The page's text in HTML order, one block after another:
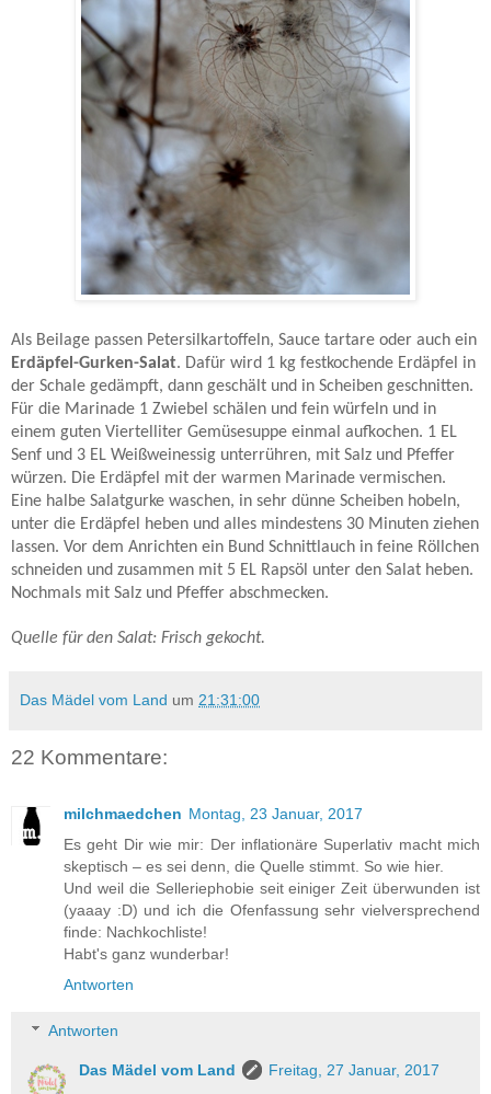
Als Beilage passen Petersilkartoffeln, Sauce tartare oder auch ein
Erdäpfel-Gurken-Salat. Dafür wird 1 kg festkochende Erdäpfel in
der Schale gedämpft, dann geschält und in Scheiben geschnitten.
Für die Marinade 1 Zwiebel schälen und fein würfeln und in
einem guten Viertelliter Gemüsesuppe einmal aufkochen. 1 EL
Senf und 3 EL Weißweinessig unterrühren, mit Salz und Pfeffer
würzen. Die Erdäpfel mit der warmen Marinade vermischen.
Eine halbe Salatgurke waschen, in sehr dünne Scheiben hobeln,
unter die Erdäpfel heben und alles mindestens 30 Minuten ziehen
lassen. Vor dem Anrichten ein Bund Schnittlauch in feine Röllchen
schneiden und zusammen mit 5 EL Rapsöl unter den Salat heben.
Nochmals mit Salz und Pfeffer abschmecken.
Quelle für den Salat: Frisch gekocht.
Das Mädel vom Land um 21:31:00
22 Kommentare:
milchmaedchen Montag, 23 Januar, 2017
Es geht Dir wie mir: Der inflationäre Superlativ macht mich
skeptisch – es sei denn, die Quelle stimmt. So wie hier.
Und weil die Selleriephobie seit einiger Zeit überwunden ist
(yaaay :D) und ich die Ofenfassung sehr vielversprechend
finde: Nachkochliste!
Habt's ganz wunderbar!
Antworten
Antworten
Das Mädel vom Land
Freitag, 27 Januar, 2017